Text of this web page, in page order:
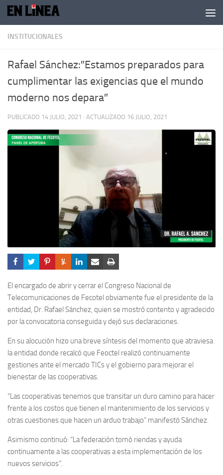
Skip to content
INSTITUCIONALES
Rafael Sánchez:″Estamos preparados para
cumplimentar las exigencias que el mundo
moderno nos depara″
PUBLICADO 14 JULIO, 2021 · ACTUALIZADO 16 JULIO, 2021
El encargado de abrir y cerrar el Congreso Nacional de
Telecomunicaciones de Fecotel obviamente fue el presidente de la
entidad, Dr. Rafael Sánchez, quien se mostró contento y agradecido
por la convocatoria conseguida y dejó sus declaraciones.
En su alocución hizo una breve síntesis del momento que atraviesa
la entidad donde recalcó que Feoctel realizó continuamente
gestiones ante el mercado TICs y el gobierno para mejorar el
bienestar de las cooperativas.
“Las cooperativas tenemos que transitar un duro camino para hacer
frente a los costos que tienen el mantenimiento de los servicios y
otras cuestiones que hacen un arduo trabajo” manifestó Sánchez.
Asimismo continuó: “La federación tomó riendas y ayuda
continuamente a las cooperativas a esta implementación de los
nuevos servicios”.